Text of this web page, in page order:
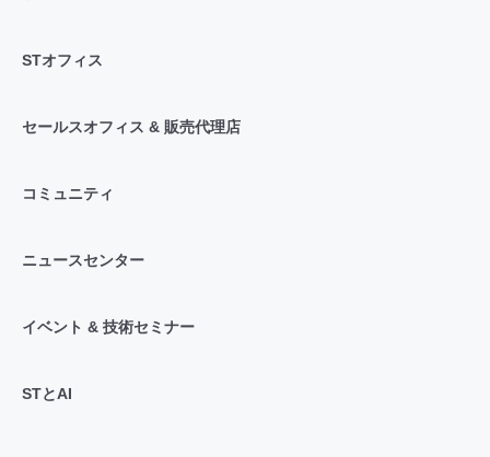
STオフィス
セールスオフィス & 販売代理店
コミュニティ
ニュースセンター
イベント & 技術セミナー
STとAI